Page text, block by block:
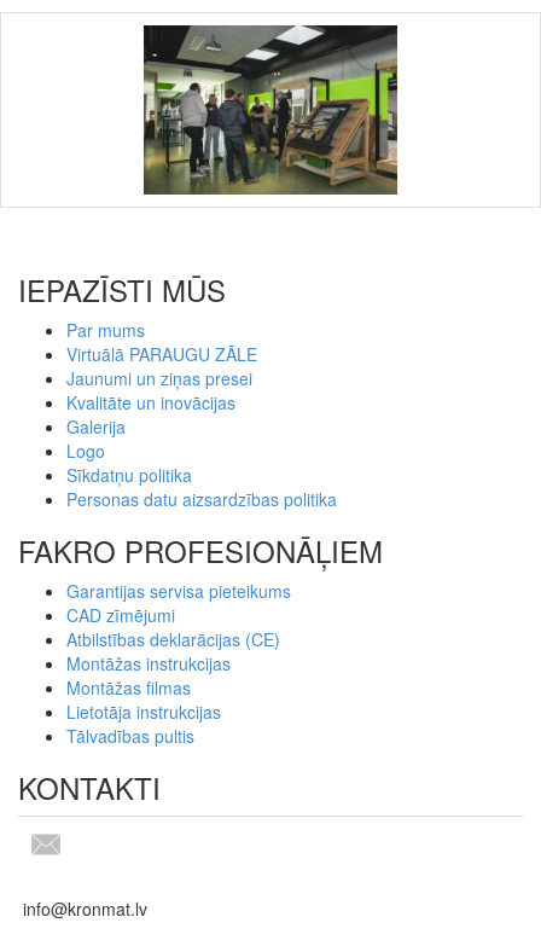
IEPAZĪSTI MŪS
Par mums
Virtuālā PARAUGU ZĀLE
Jaunumi un ziņas presei
Kvalitāte un inovācijas
Galerija
Logo
Sīkdatņu politika
Personas datu aizsardzības politika
FAKRO PROFESIONĀĻIEM
Garantijas servisa pieteikums
CAD zīmējumi
Atbilstības deklarācijas (CE)
Montāžas instrukcijas
Montāžas filmas
Lietotāja instrukcijas
Tālvadības pultis
KONTAKTI
info@kronmat.lv